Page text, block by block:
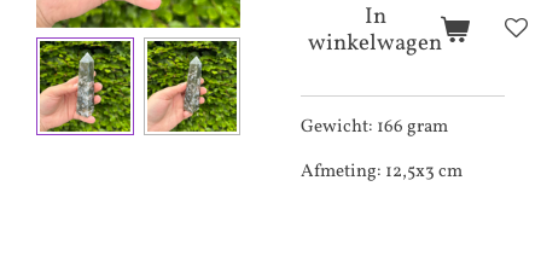
In
winkelwagen
Gewicht: 166 gram
Afmeting: 12,5x3 cm